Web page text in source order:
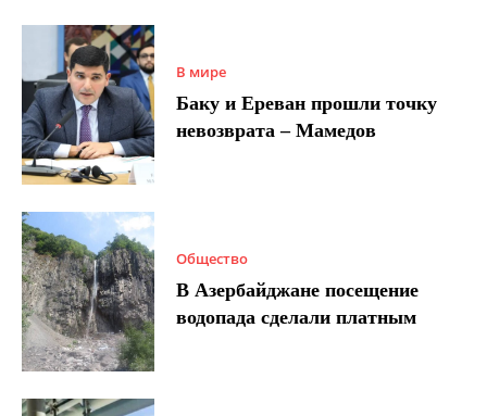
В мире
Баку и Ереван прошли точку
невозврата – Мамедов
Общество
В Азербайджане посещение
водопада сделали платным